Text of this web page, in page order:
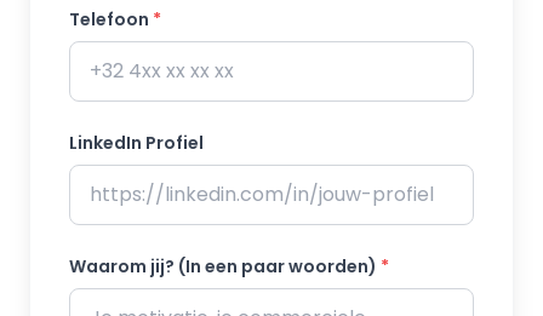
Telefoon *
LinkedIn Profiel
Waarom jij? (In een paar woorden) *